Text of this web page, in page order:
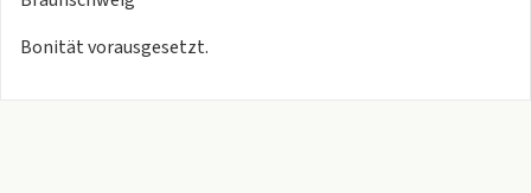
Bonität vorausgesetzt.